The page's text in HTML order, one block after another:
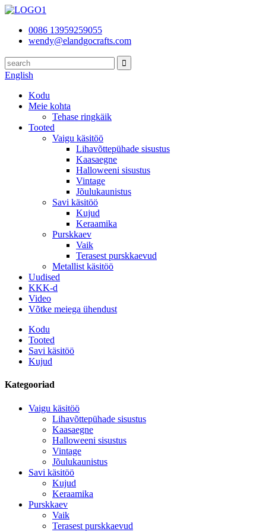
0086 13959259055
wendy@elandgocrafts.com
English
Kodu
Meie kohta
Tehase ringkäik
Tooted
Vaigu käsitöö
Lihavõttepühade sisustus
Kaasaegne
Halloweeni sisustus
Vintage
Jõulukaunistus
Savi käsitöö
Kujud
Keraamika
Purskkaev
Vaik
Terasest purskkaevud
Metallist käsitöö
Uudised
KKK-d
Video
Võtke meiega ühendust
Kodu
Tooted
Savi käsitöö
Kujud
Kategooriad
Vaigu käsitöö
Lihavõttepühade sisustus
Kaasaegne
Halloweeni sisustus
Vintage
Jõulukaunistus
Savi käsitöö
Kujud
Keraamika
Purskkaev
Vaik
Terasest purskkaevud